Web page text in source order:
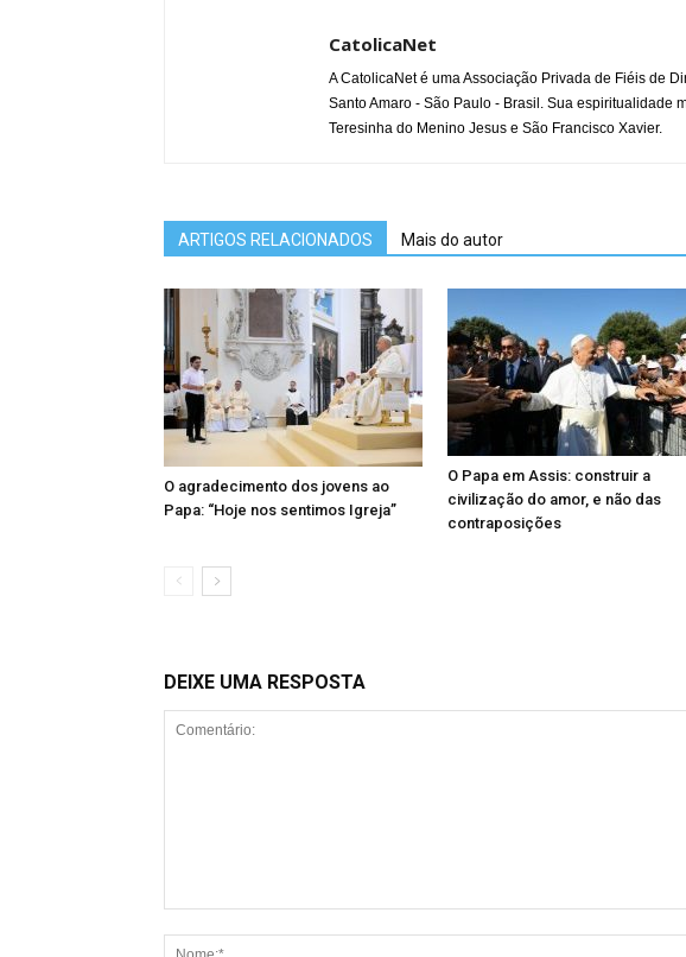
CatolicaNet
A CatolicaNet é uma Associação Privada de Fiéis de
Santo Amaro - São Paulo - Brasil. Sua espiritualidade
Teresinha do Menino Jesus e São Francisco Xavier.
ARTIGOS RELACIONADOS Mais do autor
O agradecimento dos jovens ao
Papa: “Hoje nos sentimos Igreja”
O Papa em Assis: construir a
civilização do amor, e não das
contraposições
DEIXE UMA RESPOSTA